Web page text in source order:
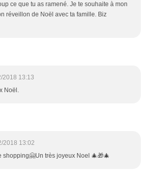
ce que tu as ramené. Je te souhaite à mon
réveillon de Noël avec ta famille. Biz
2018 13:13
Noël.
2018 13:02
shopping🤗Un très joyeux Noel 🎄🎁🎄